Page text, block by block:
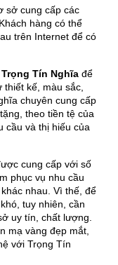
sở cung cấp các
hàng có thể
trên Internet để có
Trọng Tín Nghĩa để
kế, màu sắc,
chuyên cung cấp
theo tiền tệ của
cầu và thị hiếu của
cung cấp với số
phục vụ nhu cầu
nhau. Vì thế, để
tuy nhiên, cần
uy tín, chất lượng.
mạ vàng đẹp mắt,
với Trọng Tín